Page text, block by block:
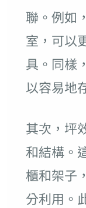
聯。例如
室，可以
具。同樣
以容易地
其次，坪
和結構。
櫃和架子
分利用。